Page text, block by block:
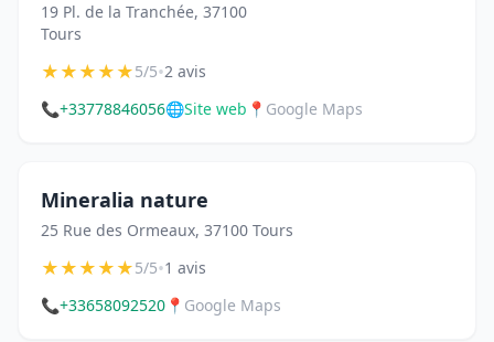
19 Pl. de la Tranchée, 37100
Tours
★★★★★5/5•2 avis
📞+33778846056🌐Site web 📍 Google Maps
Mineralia nature
25 Rue des Ormeaux, 37100 Tours
★★★★★5/5•1 avis
📞+33658092520 📍 Google Maps